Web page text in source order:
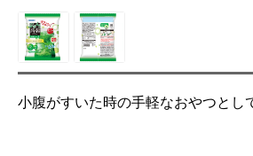
小腹がすいた時の手軽なおやつとし